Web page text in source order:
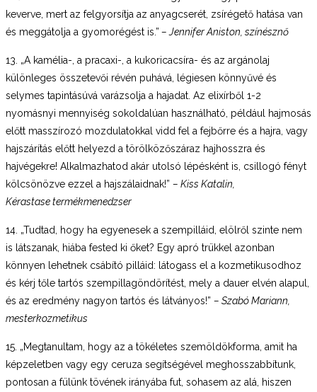
keverve, mert az felgyorsítja az anyagcserét, zsírégető hatása van
és meggátolja a gyomorégést is.” – Jennifer Aniston, színésznő
13. „A kamélia-, a pracaxi-, a kukoricacsíra- és az argánolaj
különleges összetevői révén puhává, légiesen könnyűvé és
selymes tapintásúvá varázsolja a hajadat. Az elixírből 1-2
nyomásnyi mennyiség sokoldalúan használható, például hajmosás
előtt masszírozó mozdulatokkal vidd fel a fejbőrre és a hajra, vagy
hajszárítás előtt helyezd a törölközőszáraz hajhosszra és
hajvégekre! Alkalmazhatod akár utolsó lépésként is, csillogó fényt
kölcsönözve ezzel a hajszálaidnak!” – Kiss Katalin,
Kérastase termékmenedzser
14. „Tudtad, hogy ha egyenesek a szempilláid, elölről szinte nem
is látszanak, hiába fested ki őket? Egy apró trükkel azonban
könnyen lehetnek csábító pilláid: látogass el a kozmetikusodhoz
és kérj tőle tartós szempillagöndörítést, mely a dauer elvén alapul,
és az eredmény nagyon tartós és látványos!” – Szabó Mariann,
mesterkozmetikus
15. „Megtanultam, hogy az a tökéletes szemöldökforma, amit ha
képzeletben vagy egy ceruza segítségével meghosszabbítunk,
pontosan a fülünk tövének irányába fut, sohasem az alá, hiszen